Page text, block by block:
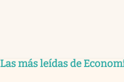
Las más leídas de